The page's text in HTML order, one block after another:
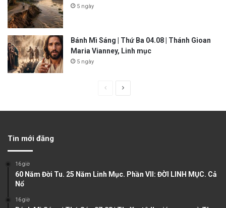
5 ngày
Bánh Mì Sáng | Thứ Ba 04.08 | Thánh Gioan
Maria Vianney, Linh mục
5 ngày
u
g
Tin mới đăng
16 giờ
60 Năm Đời Tu. 25 Năm Linh Mục. Phần VII: ĐỜI LINH MỤC. Cả
Nổ
16 giờ